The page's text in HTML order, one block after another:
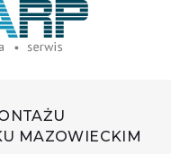
MAZOWIECKIM